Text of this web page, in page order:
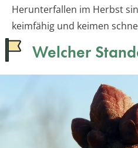
Herunterfallen im Herbst
keimfähig und keimen
Welcher